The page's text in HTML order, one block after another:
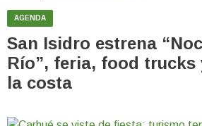
AGENDA
San Isidro estrena
Río”, feria, food trucks
la costa